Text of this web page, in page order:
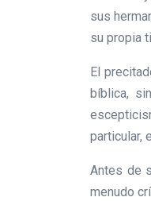
sus
su propia
El
bíblica,
particular,
Antes de
menudo